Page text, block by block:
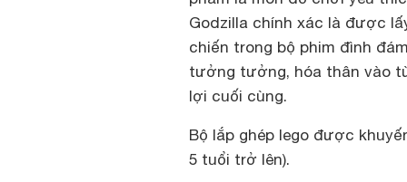
Godzilla chính xác là được
chiến trong bộ phim đình
tưởng tưởng, hóa thân vào
lợi cuối cùng.
Bộ lắp ghép lego được
5 tuổi trở lên).